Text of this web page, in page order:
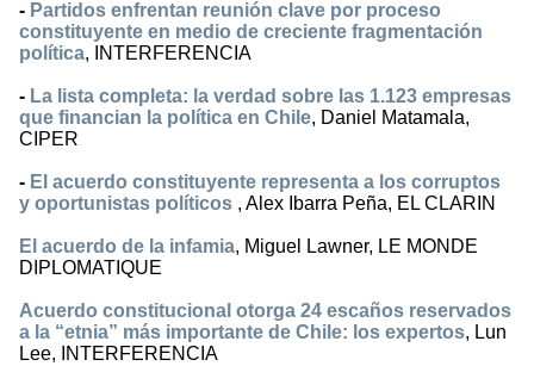
- Partidos enfrentan reunión clave por proceso
constituyente en medio de creciente fragmentación
política, INTERFERENCIA
- La lista completa: la verdad sobre las 1.123 empresas
que financian la política en Chile, Daniel Matamala,
CIPER
- El acuerdo constituyente representa a los corruptos
y oportunistas políticos , Alex Ibarra Peña, EL CLARIN
El acuerdo de la infamia, Miguel Lawner, LE MONDE
DIPLOMATIQUE
Acuerdo constitucional otorga 24 escaños reservados
a la “etnia” más importante de Chile: los expertos, Lun
Lee, INTERFERENCIA